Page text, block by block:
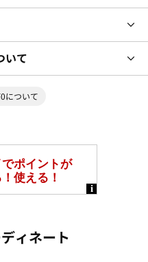
いて
について
ィネート